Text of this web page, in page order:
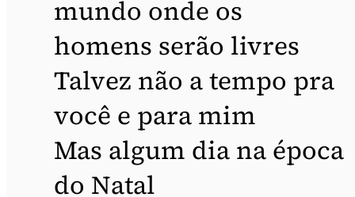
mundo onde os
homens serão livres
Talvez não a tempo pra
você e para mim
Mas algum dia na época
do Natal